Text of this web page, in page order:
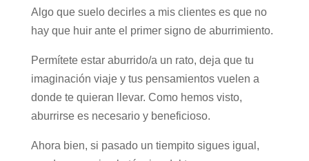
Algo que suelo decirles a mis clientes es que no
hay que huir ante el primer signo de aburrimiento.
Permítete estar aburrido/a un rato, deja que tu
imaginación viaje y tus pensamientos vuelen a
donde te quieran llevar. Como hemos visto,
aburrirse es necesario y beneficioso.
Ahora bien, si pasado un tiempito sigues igual,